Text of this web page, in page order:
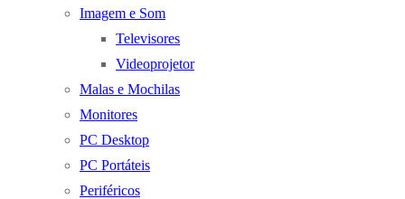
Imagem e Som
Televisores
Videoprojetor
Malas e Mochilas
Monitores
PC Desktop
PC Portáteis
Periféricos